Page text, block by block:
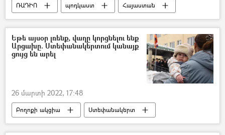
ՌԱԴԻՈ պոդկաստ
Հայաստան
Կադաստրի կոմիտե
Ուկրաինա
Պատերազմ
բիզնես Ռուսաստան
Եթե այսօր լռենք, վաղը կորցնելու ենք
Արցախը. Ստեփանակերտում կանայք
ցույց են արել
26 մարտի 2022, 17:48
Բողոքի ակցիա
Ստեփանակերտ
Ադրբեջան
կրակոց
Կին